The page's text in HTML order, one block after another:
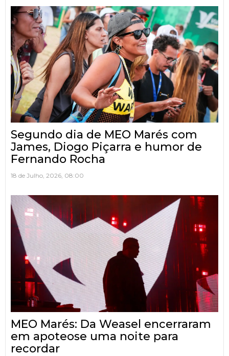
Segundo dia de MEO Marés com
James, Diogo Piçarra e humor de
Fernando Rocha
18 de Julho, 2026, 08:00
MEO Marés: Da Weasel encerraram
em apoteose uma noite para
recordar